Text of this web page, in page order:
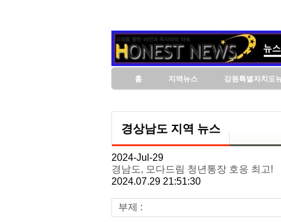
홈 지역뉴스 강원특별자치도
경상남도 지역 뉴스
2024-Jul-29
경남도, 모다드림 청년통장 호응 최고!
2024.07.29 21:51:30
부제 :